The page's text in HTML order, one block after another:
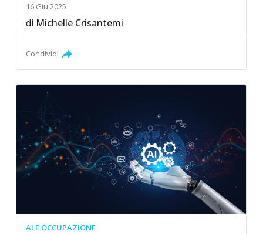
16 Giu 2025
di Michelle Crisantemi
Condividi
AI E OCCUPAZIONE